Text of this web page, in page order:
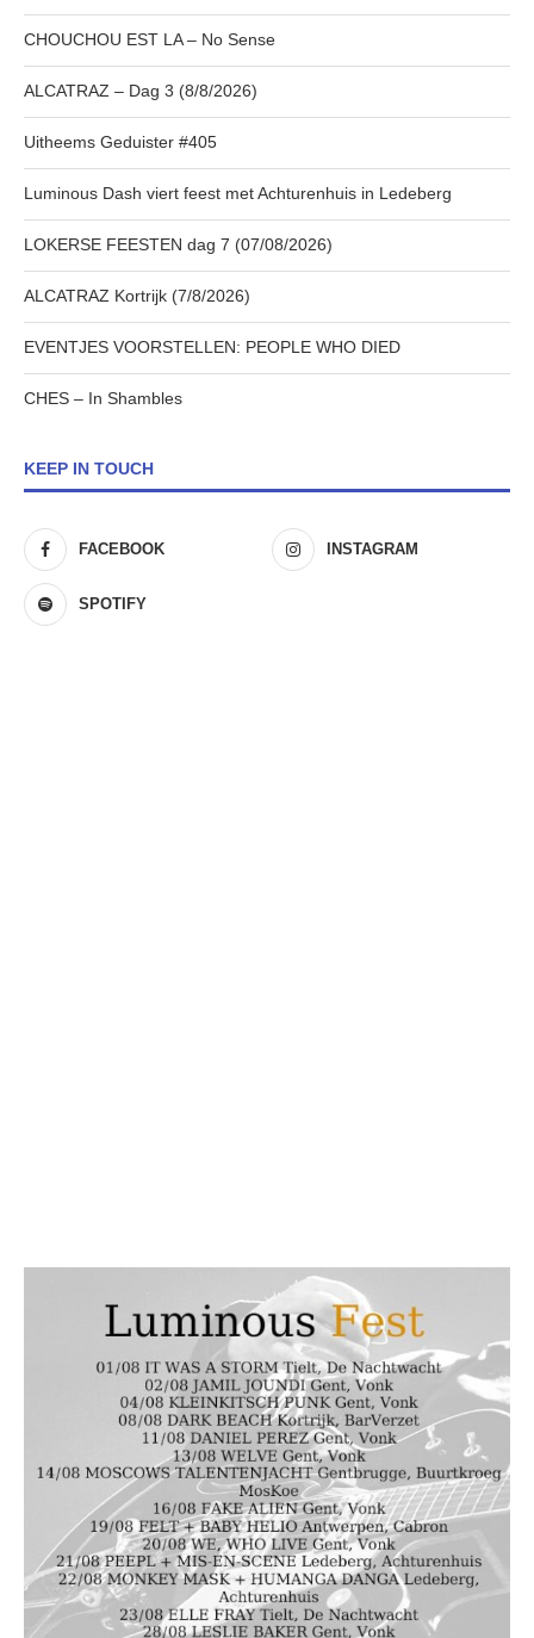
CHOUCHOU EST LA – No Sense
ALCATRAZ – Dag 3 (8/8/2026)
Uitheems Geduister #405
Luminous Dash viert feest met Achturenhuis in Ledeberg
LOKERSE FEESTEN dag 7 (07/08/2026)
ALCATRAZ Kortrijk (7/8/2026)
EVENTJES VOORSTELLEN: PEOPLE WHO DIED
CHES – In Shambles
KEEP IN TOUCH
FACEBOOK INSTAGRAM
SPOTIFY